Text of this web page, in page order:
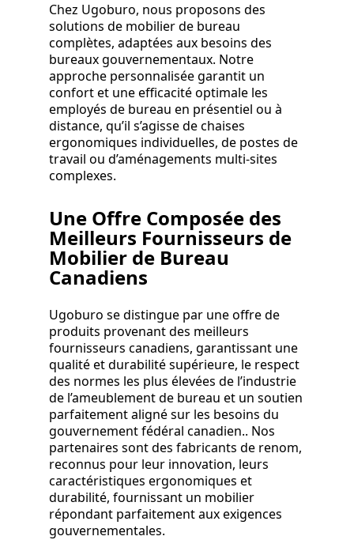
Chez Ugoburo, nous proposons des
solutions de mobilier de bureau
complètes, adaptées aux besoins des
bureaux gouvernementaux. Notre
approche personnalisée garantit un
confort et une efficacité optimale les
employés de bureau en présentiel ou à
distance, qu’il s’agisse de chaises
ergonomiques individuelles, de postes de
travail ou d’aménagements multi-sites
complexes.
Une Offre Composée des
Meilleurs Fournisseurs de
Mobilier de Bureau
Canadiens
Ugoburo se distingue par une offre de
produits provenant des meilleurs
fournisseurs canadiens, garantissant une
qualité et durabilité supérieure, le respect
des normes les plus élevées de l’industrie
de l’ameublement de bureau et un soutien
parfaitement aligné sur les besoins du
gouvernement fédéral canadien.. Nos
partenaires sont des fabricants de renom,
reconnus pour leur innovation, leurs
caractéristiques ergonomiques et
durabilité, fournissant un mobilier
répondant parfaitement aux exigences
gouvernementales.